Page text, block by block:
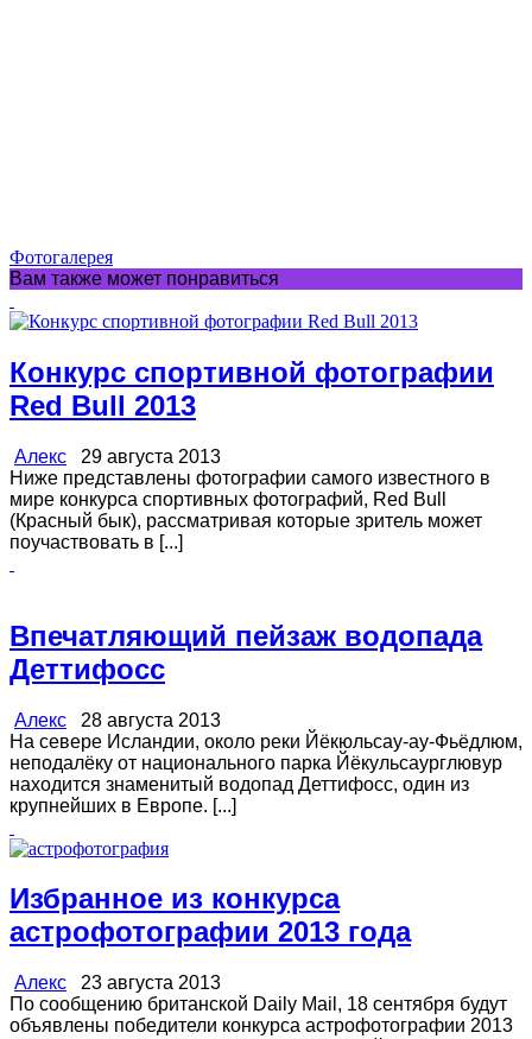
Фотогалерея
Вам также может понравиться
Конкурс спортивной фотографии
Red Bull 2013
Алекс 29 августа 2013
Ниже представлены фотографии самого известного в
мире конкурса спортивных фотографий, Red Bull
(Красный бык), рассматривая которые зритель может
поучаствовать в [...]
Впечатляющий пейзаж водопада
Деттифосс
Алекс 28 августа 2013
На севере Исландии, около реки Йёкюльсау-ау-Фьёдлюм,
неподалёку от национального парка Йёкульсаурглювур
находится знаменитый водопад Деттифосс, один из
крупнейших в Европе. [...]
Избранное из конкурса
астрофотографии 2013 года
Алекс 23 августа 2013
По сообщению британской Daily Mail, 18 сентября будут
объявлены победители конкурса астрофотографии 2013